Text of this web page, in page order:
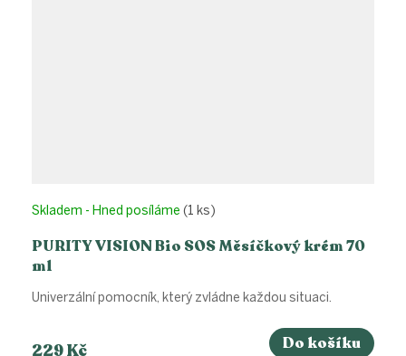
PURITY VISION Bio SOS Měsíčkový krém 70
ml
Skladem - Hned posíláme (1 ks)
229 Kč Do košíku
Univerzální pomocník, který zvládne každou situaci.